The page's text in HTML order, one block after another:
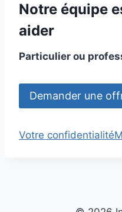
Notre équipe
aider
Particulier ou
Demander une
Votre confidentialité